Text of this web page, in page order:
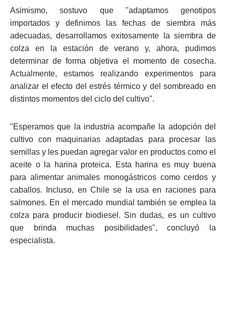
Asimismo, sostuvo que "adaptamos genotipos
importados y definimos las fechas de siembra más
adecuadas, desarrollamos exitosamente la siembra de
colza en la estación de verano y, ahora, pudimos
determinar de forma objetiva el momento de cosecha.
Actualmente, estamos realizando experimentos para
analizar el efecto del estrés térmico y del sombreado en
distintos momentos del ciclo del cultivo".
"Esperamos que la industria acompañe la adopción del
cultivo con maquinarias adaptadas para procesar las
semillas y les puedan agregar valor en productos como el
aceite o la harina proteica. Esta harina es muy buena
para alimentar animales monogástricos como cerdos y
caballos. Incluso, en Chile se la usa en raciones para
salmones. En el mercado mundial también se emplea la
colza para producir biodiesel. Sin dudas, es un cultivo
que brinda muchas posibilidades", concluyó la
especialista.